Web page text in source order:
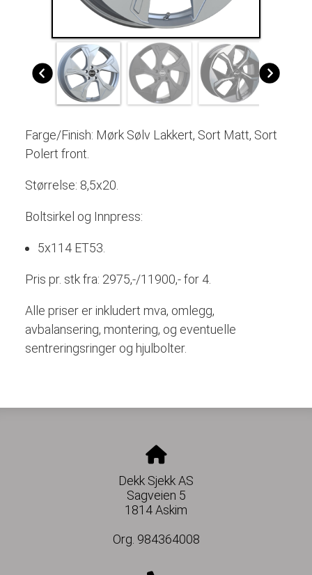
Farge/Finish: Mørk Sølv Lakkert, Sort Matt, Sort
Polert front.
Størrelse: 8,5x20.
Boltsirkel og Innpress:
5x114 ET53.
Pris pr. stk fra: 2975,-/11900,- for 4.
Alle priser er inkludert mva, omlegg,
avbalansering, montering, og eventuelle
sentreringsringer og hjulbolter.
Dekk Sjekk AS
Sagveien 5
1814 Askim
Org. 984364008